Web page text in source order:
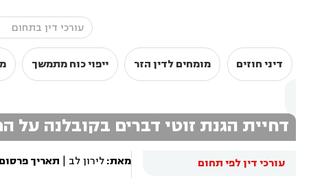
דיני חוזים מומחים לדין הזר ייפוי כוח מתמשך
דחיית הגנת זוטי דברים בקובלנה על
עורכי דין לפי תחום
מאת:לירון לב | תאריך פרסום